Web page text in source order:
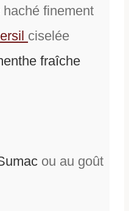
haché finement
ciselée
fraîche
ou au goût